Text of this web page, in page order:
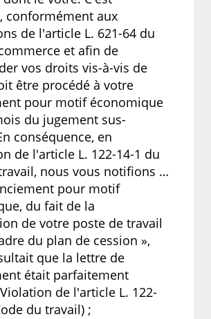
conformément aux
de l'article L. 621-64 du
et afin de
vos droits vis-à-vis de
être procédé à votre
pour motif économique
du jugement sus-
conséquence, en
de l'article L. 122-14-1 du
nous vous notifions …
pour motif
du fait de la
de votre poste de travail
du plan de cession »,
que la lettre de
était parfaitement
de l'article L. 122-
du travail) ;